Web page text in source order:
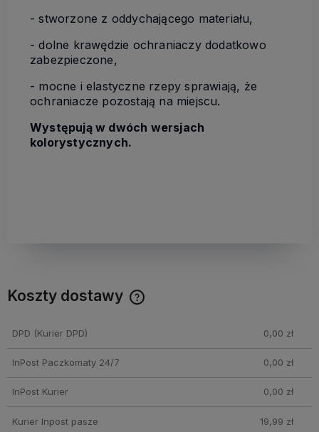
- stworzone z oddychającego materiału,
- dolne krawędzie ochraniaczy dodatkowo
zabezpieczone,
- mocne i elastyczne rzepy sprawiają, że
ochraniacze pozostają na miejscu.
Występują w dwóch wersjach
kolorystycznych.
Koszty dostawy
DPD (Kurier DPD) 0,00 zł
InPost Paczkomaty 24/7 0,00 zł
InPost Kurier 0,00 zł
Kurier Inpost pasze 19,99 zł